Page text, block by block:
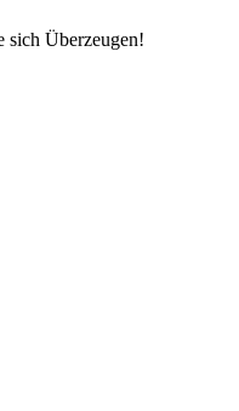
sich Überzeugen!